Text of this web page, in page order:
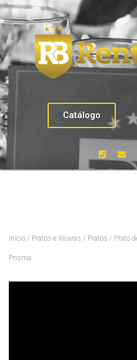
Catálogo
Início / Pratos e Xícaras / Pratos / Prato
Prisma